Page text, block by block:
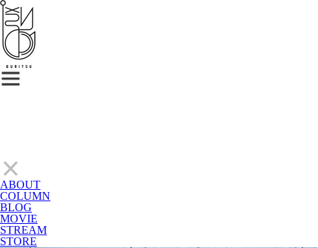
ABOUT
COLUMN
BLOG
MOVIE
STREAM
STORE